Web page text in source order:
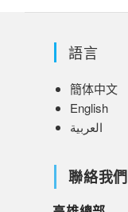
語言
簡体中文
English
العربية
聯絡我們